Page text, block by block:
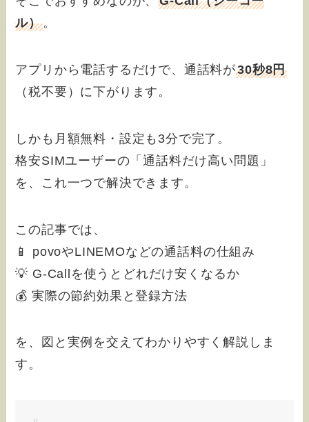
ル）。
アプリから電話するだけで、通話料が30秒8円
（税不要）に下がります。
しかも月額無料・設定も3分で完了。
格安SIMユーザーの「通話料だけ高い問題」
を、これ一つで解決できます。
この記事では、
📱 povoやLINEMOなどの通話料の仕組み
💡 G-Callを使うとどれだけ安くなるか
💰 実際の節約効果と登録方法
を、図と実例を交えてわかりやすく解説しま
す。